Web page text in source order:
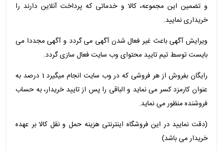
و تضمین این مجموعه، کالا و خدماتی که پرداخت آنلاین دارند را
خریداری نمایید.
ویرایش آگهی باعث غیر فعال شدن آگهی می گردد و آگهی مجددا می
بایست توسط تیم تایید محتوای وب سایت فعال سازی گردد.
رایگان بفروش از هر فروشی که در وب سایت انجام میگیرد 1 درصد به
عنوان کارمزد کسر می نماید و الباقی را پس از تایید خریدار، به حساب
فروشنده منظور می نماید.
(دقت نمایید در این فروشگاه اینترنتی هزینه حمل و نقل کالا بر عهده
خریدار می باشد)